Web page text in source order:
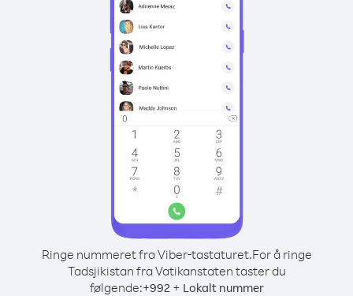
Ringe nummeret fra Viber-tastaturet.For å ringe
Tadsjikistan fra Vatikanstaten taster du
følgende:+992+ Lokalt nummer